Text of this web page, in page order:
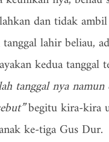
dan tidak
lahir beliau,
kedua tanggal
tanggal nya
begitu kira-kira
ke-tiga Gus Dur.